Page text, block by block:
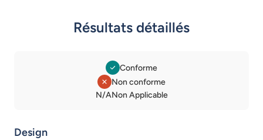
Résultats détaillés
Légende des statuts
Conforme
Non conforme
N/ANon Applicable
Design